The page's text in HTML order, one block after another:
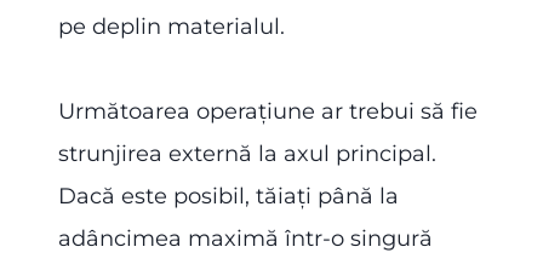
pe deplin materialul.
Următoarea operațiune ar trebui să fie
strunjirea externă la axul principal.
Dacă este posibil, tăiați până la
adâncimea maximă într-o singură